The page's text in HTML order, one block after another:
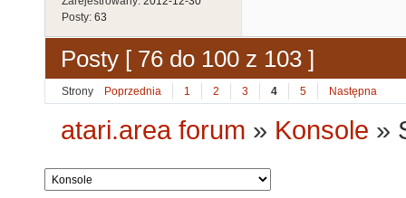
Posty: 63
Posty [ 76 do 100 z 103 ]
Strony Poprzednia 1 2 3 4 5 Następna
atari.area forum » Konsole »